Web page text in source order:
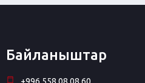
Байланыштар